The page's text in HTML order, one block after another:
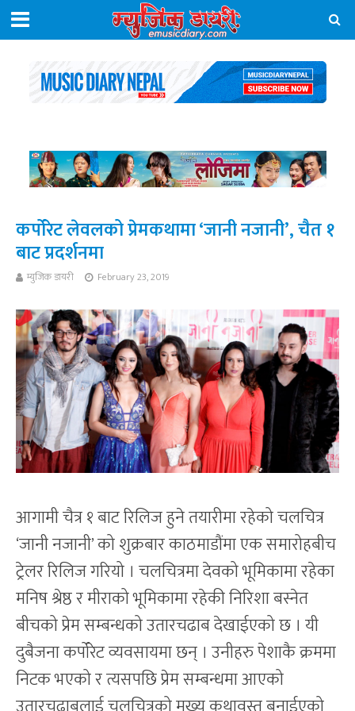
कर्पोरेट लेवलको प्रेमकथामा ‘जानी नजानी’, चैत १
बाट प्रदर्शनमा
म्युजिक डायरी February 23, 2019
आगामी चैत्र १ बाट रिलिज हुने तयारीमा रहेको चलचित्र
‘जानी नजानी’ को शुक्रबार काठमाडौंमा एक समारोहबीच
ट्रेलर रिलिज गरियो । चलचित्रमा देवको भूमिकामा रहेका
मनिष श्रेष्ठ र मीराको भूमिकामा रहेकी निरिशा बस्नेत
बीचको प्रेम सम्बन्धको उतारचढाब देखाईएको छ । यी
दुबैजना कर्पोरेट व्यवसायमा छन् । उनीहरु पेशाकै क्रममा
निटक भएको र त्यसपछि प्रेम सम्बन्धमा आएको